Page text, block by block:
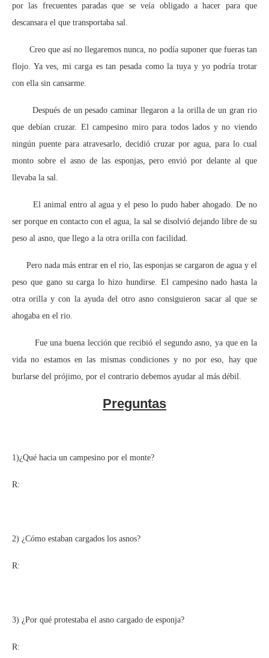
por las frecuentes paradas que se veía obligado a hacer para que
descansara el que transportaba sal.
Creo que así no llegaremos nunca, no podía suponer que fueras tan
flojo. Ya ves, mi carga es tan pesada como la tuya y yo podría trotar
con ella sin cansarme.
Después de un pesado caminar llegaron a la orilla de un gran rio
que debían cruzar. El campesino miro para todos lados y no viendo
ningún puente para atravesarlo, decidió cruzar por agua, para lo cual
monto sobre el asno de las esponjas, pero envió por delante al que
llevaba la sal.
El animal entro al agua y el peso lo pudo haber ahogado. De no
ser porque en contacto con el agua, la sal se disolvió dejando libre de su
peso al asno, que llego a la otra orilla con facilidad.
Pero nada más entrar en el rio, las esponjas se cargaron de agua y el
peso que gano su carga lo hizo hundirse. El campesino nado hasta la
otra orilla y con la ayuda del otro asno consiguieron sacar al que se
ahogaba en el rio.
Fue una buena lección que recibió el segundo asno, ya que en la
vida no estamos en las mismas condiciones y no por eso, hay que
burlarse del prójimo, por el contrario debemos ayudar al más débil.
Preguntas
1)¿Qué hacia un campesino por el monte?
R:
2) ¿Cómo estaban cargados los asnos?
R:
3) ¿Por qué protestaba el asno cargado de esponja?
R: